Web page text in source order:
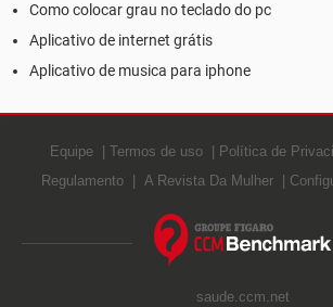
Como colocar grau no teclado do pc
Aplicativo de internet grátis
Aplicativo de musica para iphone
Equipe Termos de uso Política de
Regulamento
A Revista Da Mulher
saude.ccm.net